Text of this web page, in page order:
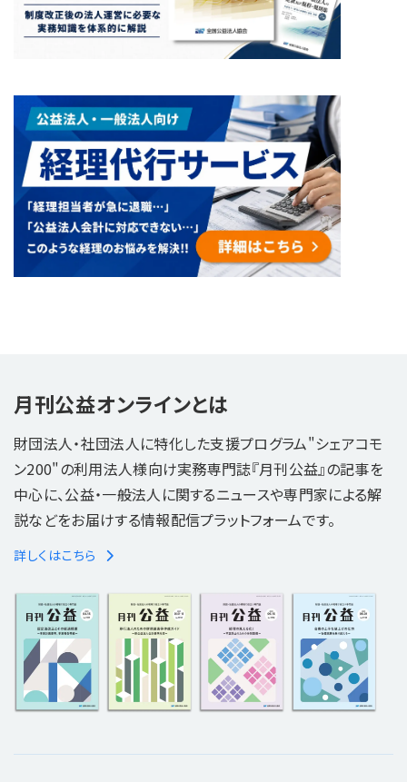
月刊公益オンラインとは
財団法人・社団法人に特化した支援プログラム"シェアコモ
ン200"の利用法人様向け実務専門誌『月刊公益』の記事を
中心に、公益・一般法人に関するニュースや専門家による解
説などをお届けする情報配信プラットフォームです。
詳しくはこちら